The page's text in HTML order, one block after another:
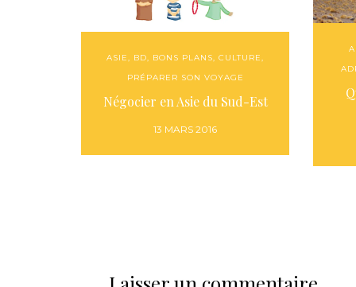
ASIE BD BONS PLANS ,CULTURE
PRÉPARER SON VOYAGE
Négocier en Asie du Sud-Est
13 MARS 2016